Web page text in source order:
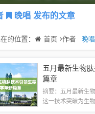
晚唱发布的文章
的位置： 首页 作者 晚唱
五月最新生物
篇章
摘要：五月最新生
这一技术突破为生